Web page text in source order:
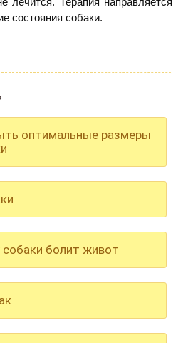
состояния собаки.
оптимальные размеры
собаки болит живот